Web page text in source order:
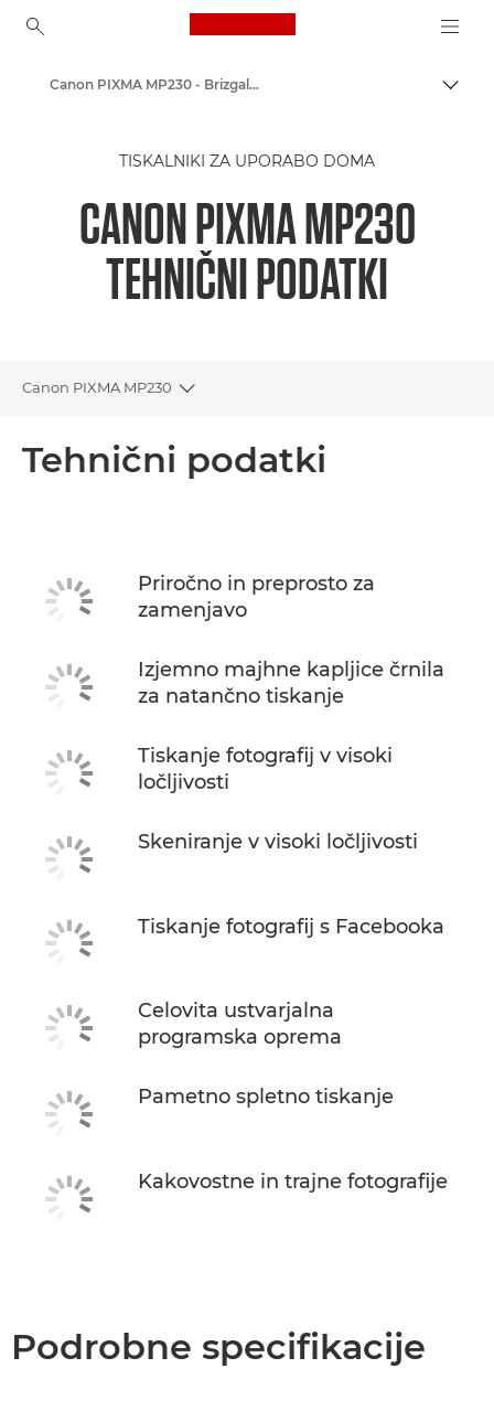
Canon Logo, back to
Tiskalniki Canon
Canon PIXMA MP230 - Brizgalni tiskalniki za fotografije
TISKALNIKI ZA UPORABO DOMA
CANON PIXMA MP230
TEHNIČNI PODATKI
Canon PIXMA MP230
Toggle breadcrumbs
NAKUP ČRNILA
Tehnični podatki
Priročno in preprosto za
zamenjavo
Izjemno majhne kapljice črnila
za natančno tiskanje
Tiskanje fotografij v visoki
ločljivosti
Skeniranje v visoki ločljivosti
Tiskanje fotografij s Facebooka
Celovita ustvarjalna
programska oprema
Pametno spletno tiskanje
Kakovostne in trajne fotografije
Podrobne specifikacije